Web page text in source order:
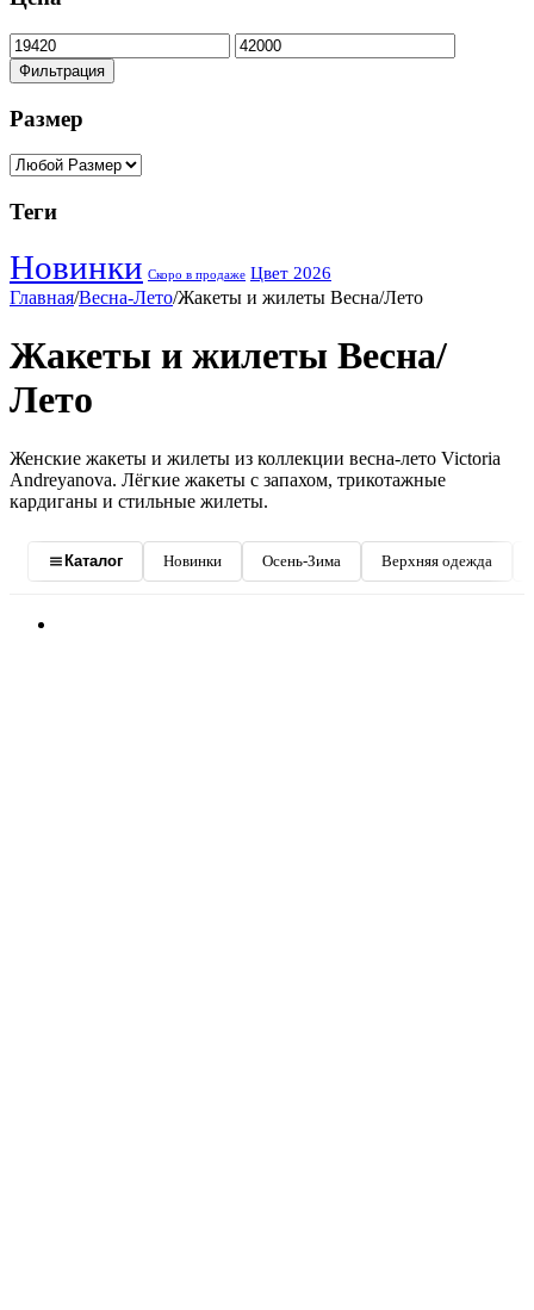
Фильтрация
Размер
Теги
Новинки Скоро в продаже Цвет 2026
Главная/Весна-Лето/Жакеты и жилеты Весна/Лето
Жакеты и жилеты Весна/
Лето
Женские жакеты и жилеты из коллекции весна-лето Victoria
Andreyanova. Лёгкие жакеты с запахом, трикотажные
кардиганы и стильные жилеты.
Каталог Новинки Осень-Зима Верхняя одежда